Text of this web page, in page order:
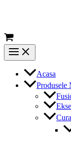
Main
Menu
Acasa
Produsele